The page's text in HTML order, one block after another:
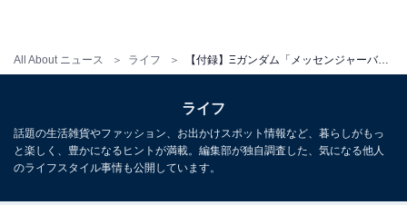
All About ニュース ライフ 【付録】Ξガンダム「メッセンジャーバッグ」が付いてくる！ 『smart 2026年7月号』が5月25日発売
※掲載されている情報は記事公開時のものです。あらか
ライフ
話題の生活雑貨やファッション、お出かけスポット情報など、暮らしがもっ
と楽しく、豊かになるヒントが満載。編集部が独自調査した、気になる他人
のライフスタイル事情も公開しています。